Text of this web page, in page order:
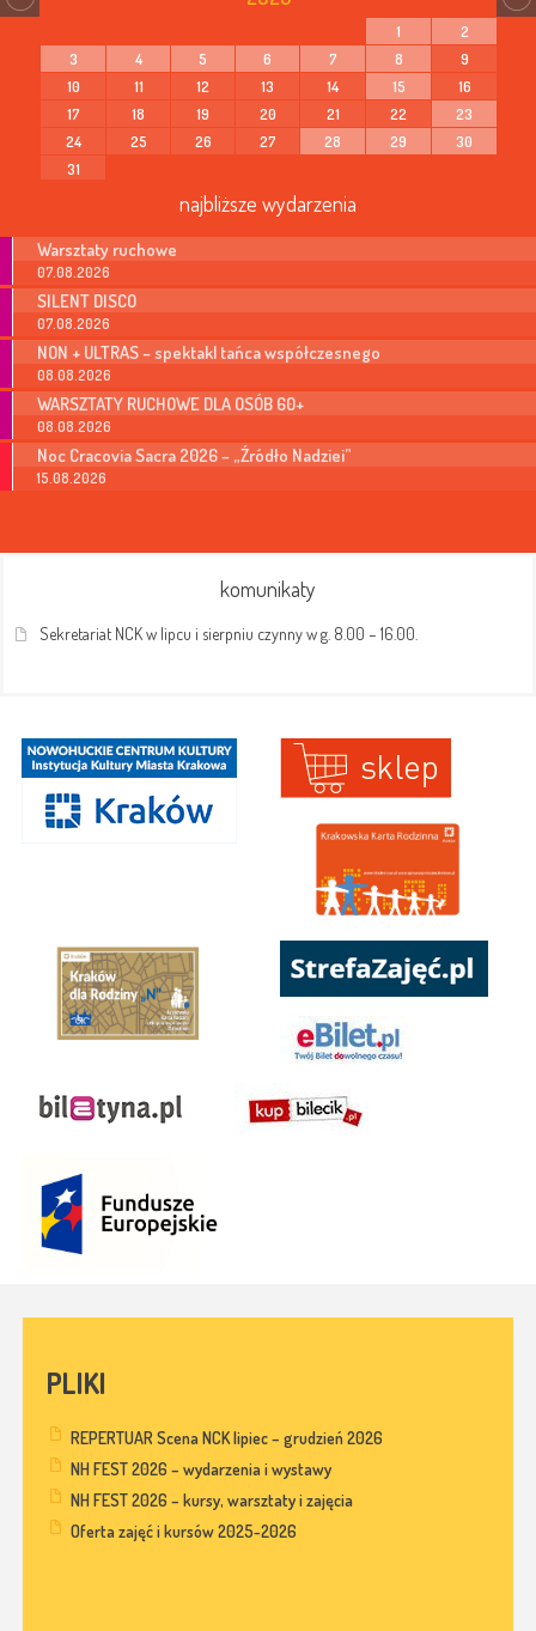
1
2
3
4 5 6 7 8
9
10
11 12 13 14 15
16
17
18 19 20 21 22
23
24
25 26 27 28 29
30
31
najbliższe wydarzenia
Warsztaty ruchowe
07.08.2026
SILENT DISCO
07.08.2026
NON + ULTRAS – spektakl tańca współczesnego
08.08.2026
WARSZTATY RUCHOWE DLA OSÓB 60+
08.08.2026
Noc Cracovia Sacra 2026 – „Źródło Nadziei”
15.08.2026
komunikaty
Sekretariat NCK w lipcu i sierpniu czynny w g. 8.00 – 16.00.
PLIKI
REPERTUAR Scena NCK lipiec – grudzień 2026
NH FEST 2026 – wydarzenia i wystawy
NH FEST 2026 – kursy, warsztaty i zajęcia
Oferta zajęć i kursów 2025-2026